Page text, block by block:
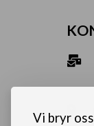
Vi bryr